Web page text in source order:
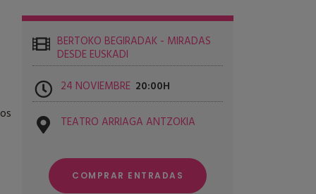
BERTOKO BEGIRADAK - MIRADAS
DESDE EUSKADI
24 NOVIEMBRE 20:00
TEATRO ARRIAGA ANTZOKIA
COMPRAR ENTRADAS